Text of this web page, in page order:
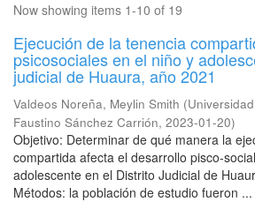
Now showing items 1-10 of 19
Ejecución de la tenencia
psicosociales en el niño y
judicial de Huaura, año 2021
Valdeos Noreña, Meylin Smith (
Faustino Sánchez Carrión, 2023-01-20)
Objetivo: Determinar de qué manera la
compartida afecta el desarrollo pisco-
adolescente en el Distrito Judicial de
Métodos: la población de estudio fueron ...